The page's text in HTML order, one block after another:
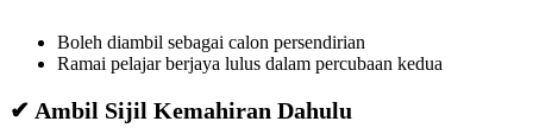
Boleh diambil sebagai calon persendirian
Ramai pelajar berjaya lulus dalam percubaan kedua
✔ Ambil Sijil Kemahiran Dahulu